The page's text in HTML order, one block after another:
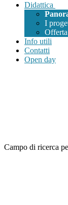
Didattica
I
Info utili
Contatti
Open day
Campo di ricerca